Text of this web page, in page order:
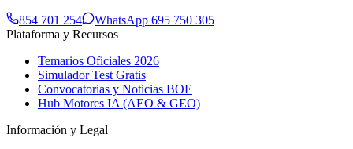
854 701 254
WhatsApp 695 750 305
Plataforma y Recursos
Temarios Oficiales 2026
Simulador Test Gratis
Convocatorias y Noticias BOE
Hub Motores IA (AEO & GEO)
Información y Legal